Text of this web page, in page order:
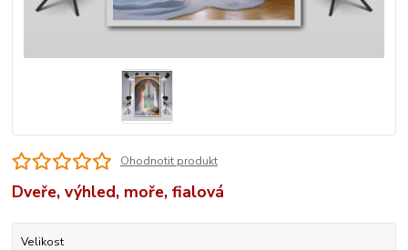
Ohodnotit produkt
Dveře, výhled, moře, fialová
Velikost